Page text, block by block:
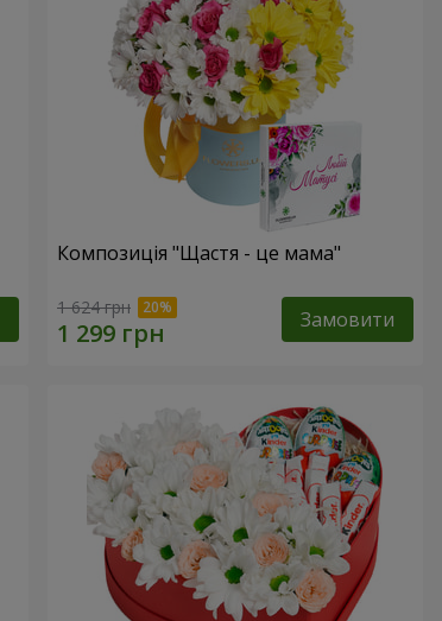
Композиція "Щастя - це мама"
1 624 грн Замовити